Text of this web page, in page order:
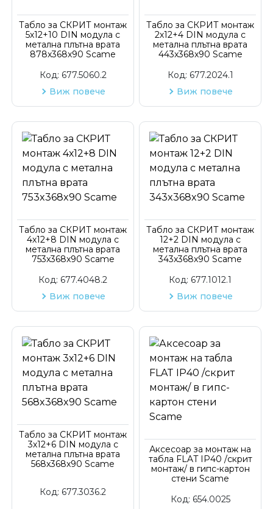
Табло за СКРИТ монтаж
5х12+10 DIN модула с
метална плътна врата
878x368x90 Scame
Код: 677.5060.2
Виж повече
Табло за СКРИТ монтаж
2х12+4 DIN модула с
метална плътна врата
443x368x90 Scame
Код: 677.2024.1
Виж повече
Табло за СКРИТ монтаж
4х12+8 DIN модула с
метална плътна врата
753x368x90 Scame
Код: 677.4048.2
Виж повече
Табло за СКРИТ монтаж
12+2 DIN модула с
метална плътна врата
343x368x90 Scame
Код: 677.1012.1
Виж повече
Табло за СКРИТ монтаж
3х12+6 DIN модула с
метална плътна врата
568x368x90 Scame
Код: 677.3036.2
Аксесоар за монтаж на
табла FLAT IP40 /скрит
монтаж/ в гипс-картон
стени Scame
Код: 654.0025